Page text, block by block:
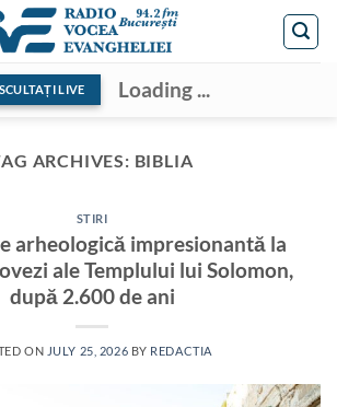
LIVE Loading ...
ARCHIVES: BIBLIA
STIRI
arheologică impresionantă la
ale Templului lui Solomon,
după 2.600 de ani
ON JULY 25, 2026 BY REDACTIA